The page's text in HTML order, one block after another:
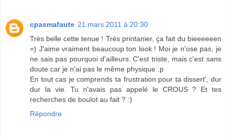
cpasmafaute 21 mars 2011 à 20:30
Très belle cette tenue ! Très printanier, ça fait du bieeeeeen
=) J'aime vraiment beaucoup ton look ! Moi je n'ose pas, je
ne sais pas pourquoi d'ailleurs. C'est triste, mais c'est sans
doute car je n'ai pas le même physique :p
En tout cas je comprends ta frustration pour ta dissert', dur
dur la vie. Tu n'avais pas appelé le CROUS ? Et tes
recherches de boulot au fait ? :)
Répondre